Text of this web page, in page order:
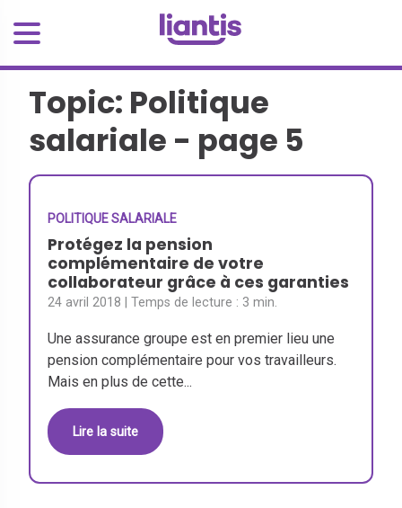
Topic: Politique
salariale - page 5
POLITIQUE SALARIALE
Protégez la pension
complémentaire de votre
collaborateur grâce à ces garanties
24 avril 2018 | Temps de lecture : 3 min.
Une assurance groupe est en premier lieu une
pension complémentaire pour vos travailleurs.
Mais en plus de cette...
Lire la suite